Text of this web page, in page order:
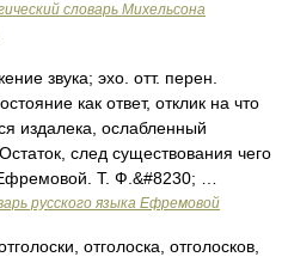
словарь Михельсона
звука; эхо. отт. перен.
как ответ, отклик на что
издалека, ослабленный
след существования чего
Т. Ф.&#8230; …
русского языка Ефремовой
отголоска, отголосков,